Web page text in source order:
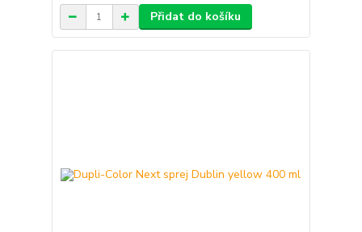
Přidat do košíku